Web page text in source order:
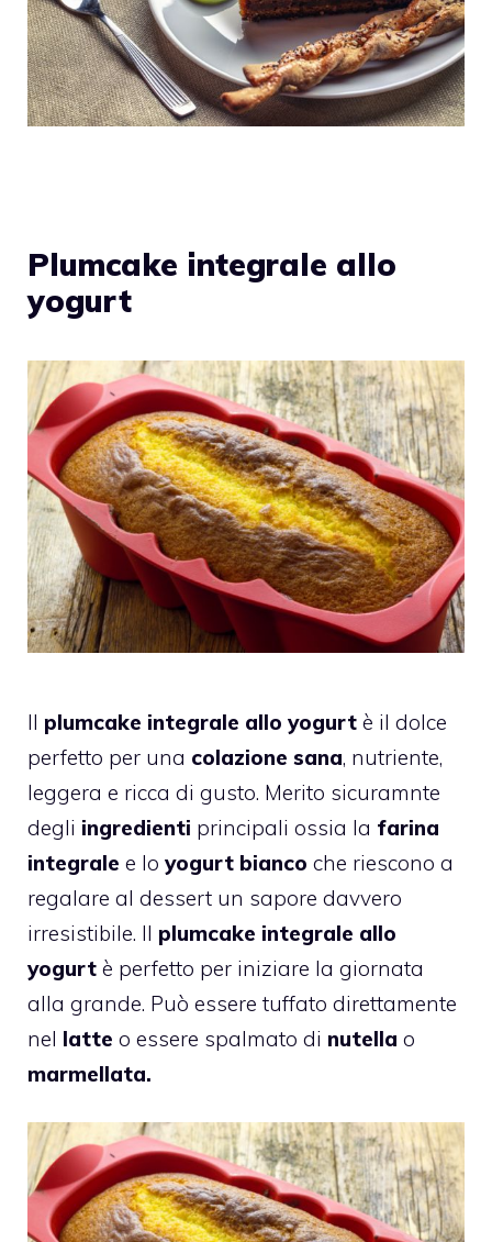
Plumcake integrale allo
yogurt
Il plumcake integrale allo yogurt è il dolce
perfetto per una colazione sana, nutriente,
leggera e ricca di gusto. Merito sicuramnte
degli ingredienti principali ossia la farina
integrale e lo yogurt bianco che riescono a
regalare al dessert un sapore davvero
irresistibile. Il plumcake integrale allo
yogurt è perfetto per iniziare la giornata
alla grande. Può essere tuffato direttamente
nel latte o essere spalmato di nutella o
marmellata.